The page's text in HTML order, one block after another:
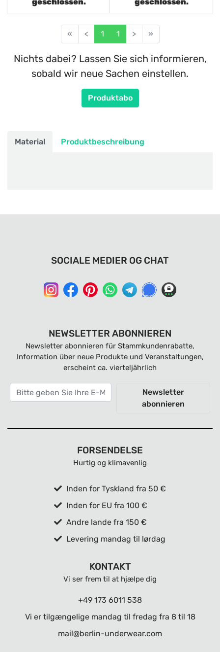
« < 1 1 > »
Nichts dabei? Lassen Sie sich informieren,
sobald wir neue Sachen einstellen.
Produktabo
Material Produktbeschreibung
SOCIALE MEDIER OG CHAT
NEWSLETTER ABONNIEREN
Newsletter abonnieren für Stammkundenrabatte,
Information über neue Produkte und Veranstaltungen,
erscheint ca. vierteljährlich
Newsletter
abonnieren
FORSENDELSE
Hurtig og klimavenlig
Inden for Tyskland fra 50 €
Inden for EU fra 100 €
Andre lande fra 150 €
Levering mandag til lørdag
KONTAKT
Vi ser frem til at hjælpe dig
+49 173 6011 538
Vi er tilgængelige mandag til fredag ​​fra 8 til 18
mail@berlin-underwear.com